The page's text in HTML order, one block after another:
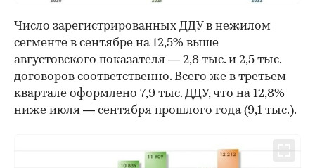
Число зарегистрированных ДДУ в нежилом
сегменте в сентябре на 12,5% выше
августовского показателя — 2,8 тыс. и 2,5 тыс.
договоров соответственно. Всего же в третьем
квартале оформлено 7,9 тыс. ДДУ, что на 12,8%
ниже июля — сентября прошлого года (9,1 тыс.).